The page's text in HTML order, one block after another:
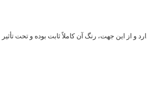
و از این جهت، رنگ آن کاملاً ثابت بوده و تحت تأثیر